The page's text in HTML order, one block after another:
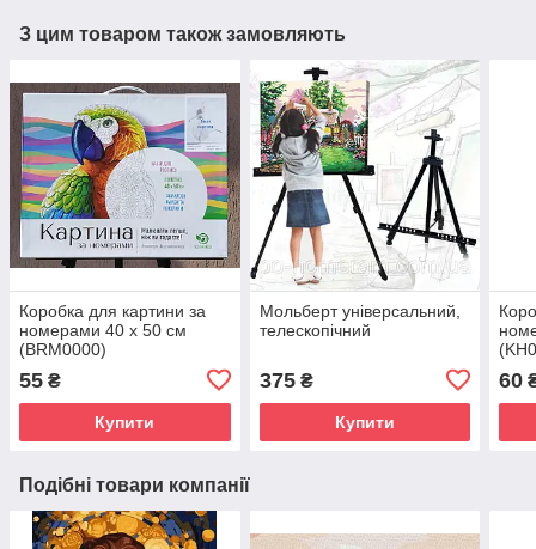
З цим товаром також замовляють
Коробка для картини за
номерами 40 х 50 см
(BRM0000)
55 ₴
Купити
Мольберт універсальний,
телескопічний
375₴
Купити
60
Подібні товари компанії